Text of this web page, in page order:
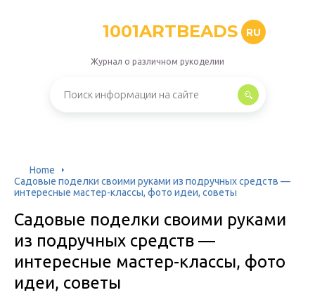
1001ARTBEADS RU
Журнал о различном рукоделии
Home
Садовые поделки своими руками из подручных средств —
интересные мастер-классы, фото идеи, советы
Садовые поделки своими руками
из подручных средств —
интересные мастер-классы, фото
идеи, советы